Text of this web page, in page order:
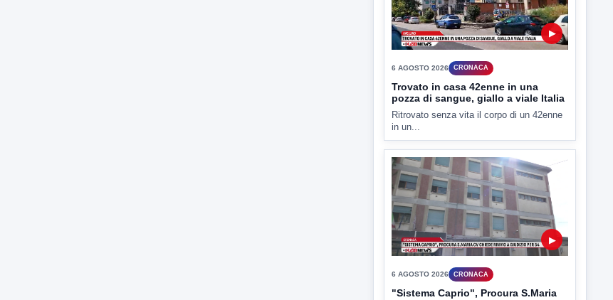
▶
Trovato in casa 42enne in una
pozza di sangue, giallo a viale Italia
Ritrovato senza vita il corpo di un 42enne
in un...
▶
"Sistema Caprio", Procura S.Maria
CV chiede rinvio a giudizio per 54